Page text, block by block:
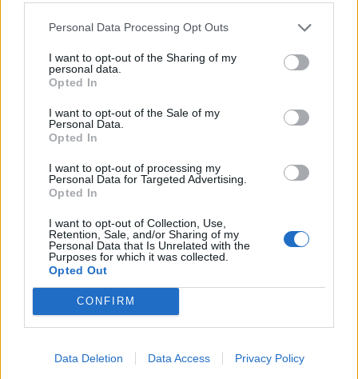
Personal Data Processing Opt Outs
I want to opt-out of the Sharing of my
personal data.
Opted In
I want to opt-out of the Sale of my
Personal Data.
Opted In
I want to opt-out of processing my
Personal Data for Targeted Advertising.
Opted In
I want to opt-out of Collection, Use,
Retention, Sale, and/or Sharing of my
Personal Data that Is Unrelated with the
Purposes for which it was collected.
Opted Out
CONFIRM
Data Deletion Data Access Privacy Policy
Viac informácii